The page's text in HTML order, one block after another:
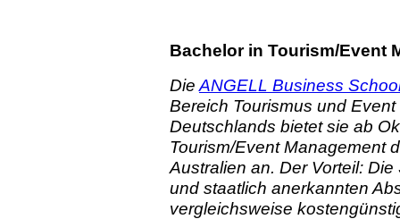
Bachelor in Tourism/Event
Die ANGELL Business
Bereich Tourismus und
Deutschlands bietet sie ab
Tourism/Event Management
Australien an. Der Vorteil:
und staatlich anerkannten
vergleichsweise